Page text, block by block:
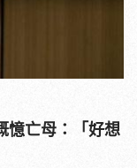
憶亡母：「好想